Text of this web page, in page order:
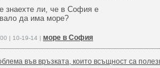
знаехте ли, че в София е
да има море?
| 10-19-14 | море в София
във връзката, които всъщност са